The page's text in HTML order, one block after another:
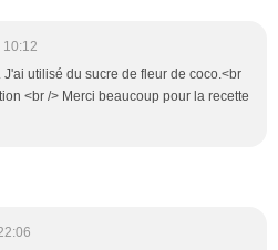
10:12
utilisé du sucre de fleur de coco.<br
<br /> Merci beaucoup pour la recette